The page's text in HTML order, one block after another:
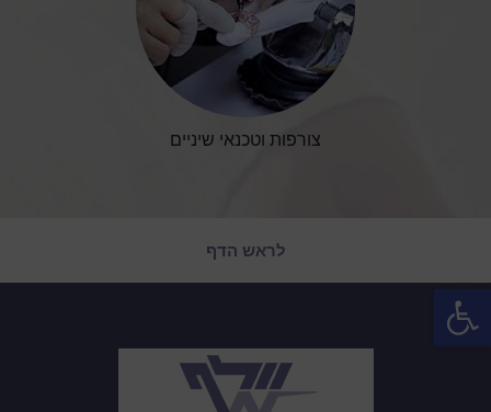
פתח סרגל נגישות
צורפות וטכנאי שיניים
לראש הדף